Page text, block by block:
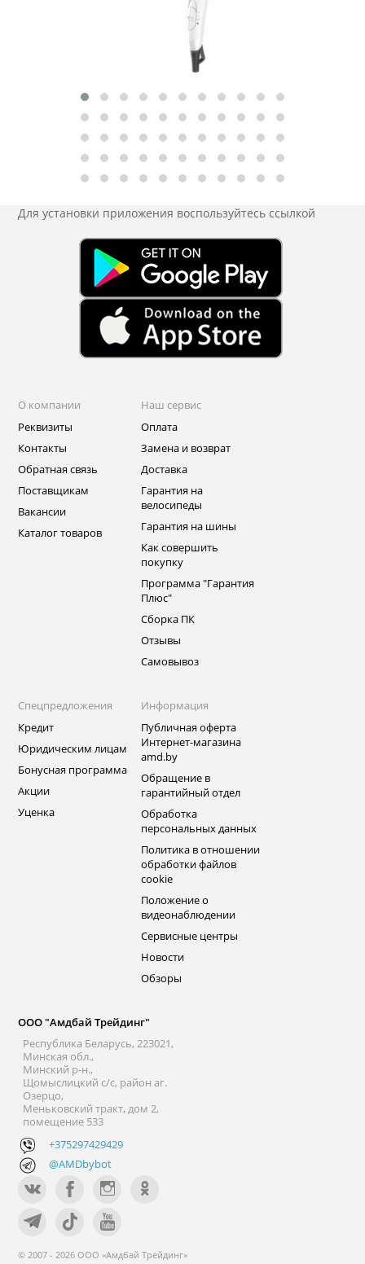
Для установки приложения воспользуйтесь ссылкой
О компании
Реквизиты
Контакты
Обратная связь
Поставщикам
Вакансии
Каталог товаров
Наш сервис
Оплата
Замена и возврат
Доставка
Гарантия на
велосипеды
Гарантия на шины
Как совершить
покупку
Программа "Гарантия
Плюс"
Сборка ПК
Отзывы
Самовывоз
Спецпредложения
Кредит
Юридическим лицам
Бонусная программа
Акции
Уценка
Информация
Публичная оферта
Интернет-магазина
amd.by
Обращение в
гарантийный отдел
Обработка
персональных данных
Политика в отношении
обработки файлов
cookie
Положение о
видеонаблюдении
Сервисные центры
Новости
Обзоры
ООО "Амдбай Трейдинг"
Республика Беларусь, 223021,
Минская обл.,
Минский р-н.,
Щомыслицкий с/с, район аг.
Озерцо,
Меньковский тракт, дом 2,
помещение 533
+375297429429
@AMDbybot
© 2007 - 2026 ООО «Амдбай Трейдинг»